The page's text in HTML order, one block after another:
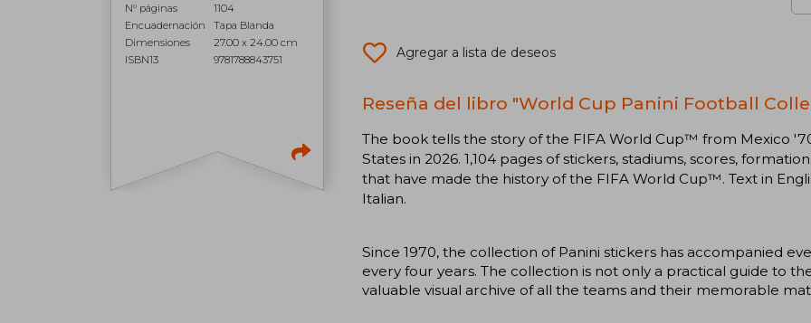
N° páginas
1104
Encuadernación
Tapa Blanda
Dimensiones
27.00 x 24.00 cm
ISBN13
9781788843751 Agregar a lista de deseos
Reseña del libro "World Cup Panini Football
The book tells the story of the FIFA World Cup™ from Mexico
States in 2026. 1,104 pages of stickers, stadiums, scores,
that have made the history of the FIFA World Cup™. Text in
Italian.
Since 1970, the collection of Panini stickers has accompanied
every four years. The collection is not only a practical guide to
valuable visual archive of all the teams and their memorable